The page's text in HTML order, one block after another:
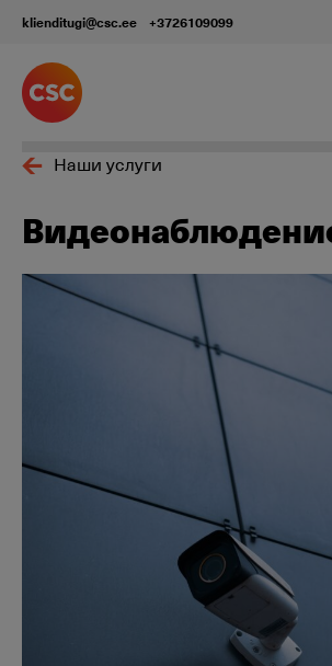
klienditugi@csc.ee +3726109099
Наши услуги